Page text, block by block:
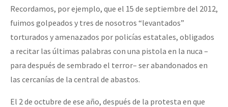
Recordamos, por ejemplo, que el 15 de septiembre del 2012,
fuimos golpeados y tres de nosotros “levantados”
torturados y amenazados por policías estatales, obligados
a recitar las últimas palabras con una pistola en la nuca –
para después de sembrado el terror– ser abandonados en
las cercanías de la central de abastos.
El 2 de octubre de ese año, después de la protesta en que